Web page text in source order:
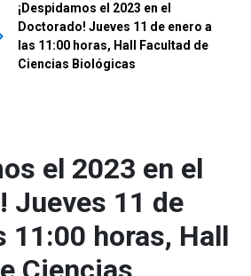
launch
¡Despidamos el 2023 en el
Doctorado! Jueves 11 de enero a
las 11:00 horas, Hall Facultad de
Ciencias Biológicas
el 2023 en el
Jueves 11 de
11:00 horas, Hall